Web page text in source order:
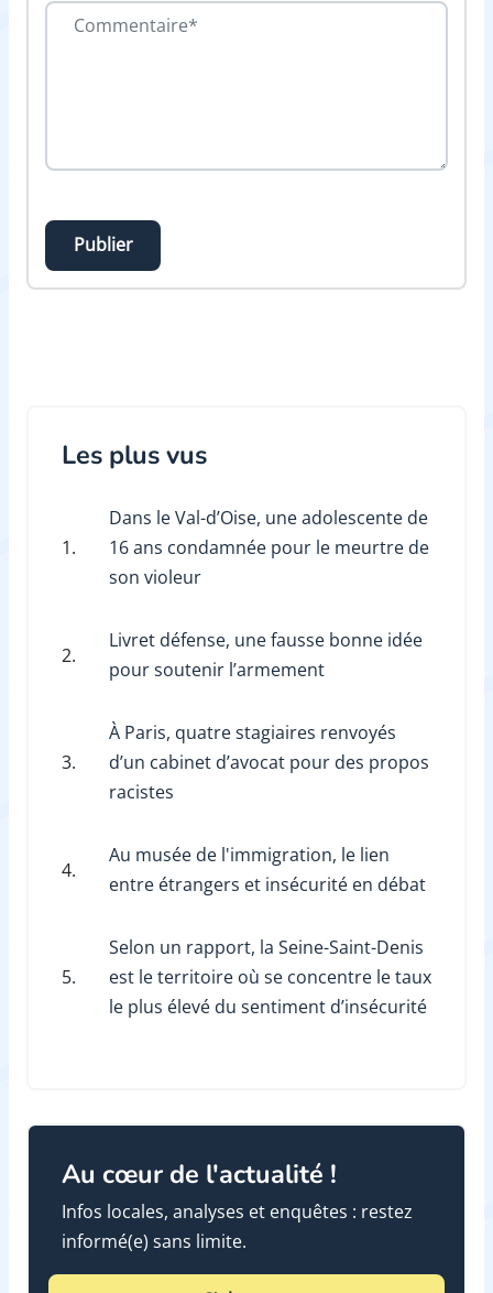
Publier
Les plus vus
1.
Dans le Val-d’Oise, une adolescente de
16 ans condamnée pour le meurtre de
son violeur
2.
Livret défense, une fausse bonne idée
pour soutenir l’armement
3.
À Paris, quatre stagiaires renvoyés
d’un cabinet d’avocat pour des propos
racistes
4.
Au musée de l'immigration, le lien
entre étrangers et insécurité en débat
5.
Selon un rapport, la Seine-Saint-Denis
est le territoire où se concentre le taux
le plus élevé du sentiment d’insécurité
Au cœur de l'actualité !
Infos locales, analyses et enquêtes : restez
informé(e) sans limite.